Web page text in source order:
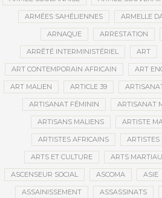
ARMÉES SAHÉLIENNES ARMELLE
ARNAQUE ARRESTATION
ARRÊTÉ INTERMINISTÉRIEL ART
ART CONTEMPORAIN AFRICAIN ART
ART MALIEN ARTICLE 39
ARTISANAT FÉMININ ARTISANAT
ARTISANS MALIENS ARTISTE
ARTISTES AFRICAINS ARTISTES
ARTS ET CULTURE ARTS
ASCENSEUR SOCIAL ASCOMA ASIE
ASSAINISSEMENT ASSASSINATS